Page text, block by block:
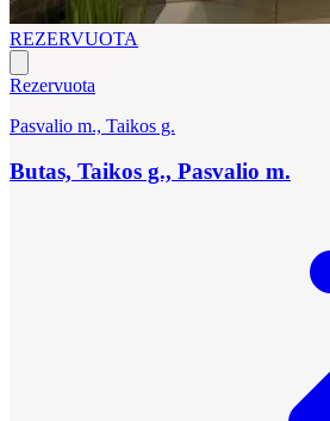
REZERVUOTA
Rezervuota
Pasvalio m., Taikos g.
Butas, Taikos g., Pasvalio m.